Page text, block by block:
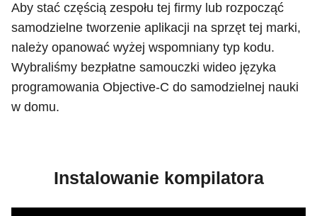
Aby stać częścią zespołu tej firmy lub rozpocząć
samodzielne tworzenie aplikacji na sprzęt tej marki,
należy opanować wyżej wspomniany typ kodu.
Wybraliśmy bezpłatne samouczki wideo języka
programowania Objective-C do samodzielnej nauki
w domu.
Instalowanie kompilatora